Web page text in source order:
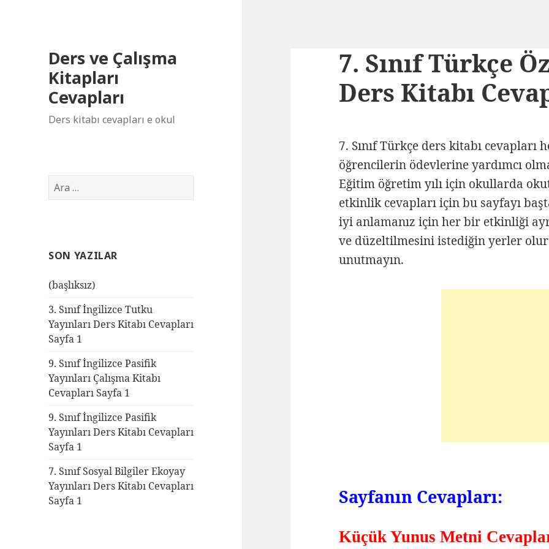
Ders ve Çalışma
Kitapları
Cevapları
Ders kitabı cevapları e okul
Arama:
SON YAZILAR
(başlıksız)
3. Sınıf İngilizce Tutku
Yayınları Ders Kitabı Cevapları
Sayfa 1
9. Sınıf İngilizce Pasifik
Yayınları Çalışma Kitabı
Cevapları Sayfa 1
9. Sınıf İngilizce Pasifik
Yayınları Ders Kitabı Cevapları
Sayfa 1
7. Sınıf Sosyal Bilgiler Ekoyay
Yayınları Ders Kitabı Cevapları
Sayfa 1
7. Sınıf Türkçe
Ders Kitabı
7. Sınıf Türkçe ders kitabı cevapları
öğrencilerin ödevlerine yardımcı
Eğitim öğretim yılı için okullarda
etkinlik cevapları için bu sayfayı
iyi anlamanız için her bir etkinliği
ve düzeltilmesini istediğin yerler
unutmayın.
Sayfanın Cevapları:
Küçük Yunus Metni